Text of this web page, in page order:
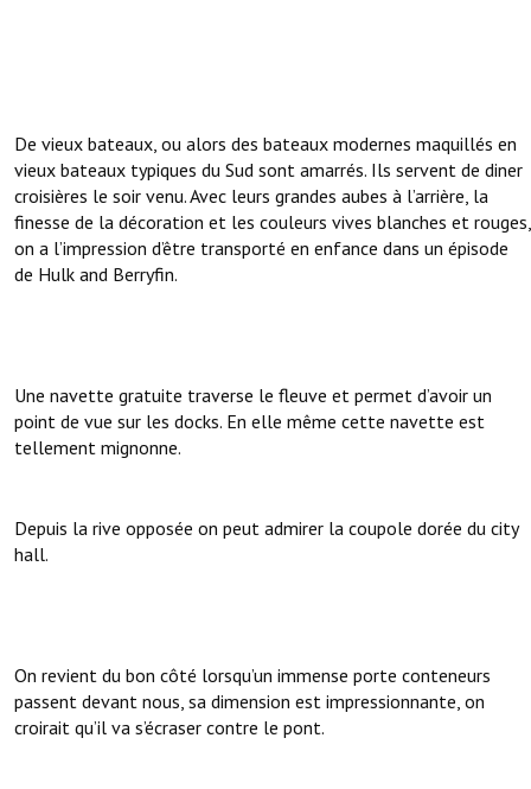
De vieux bateaux, ou alors des bateaux modernes maquillés en
vieux bateaux typiques du Sud sont amarrés. Ils servent de diner
croisières le soir venu. Avec leurs grandes aubes à l’arrière, la
finesse de la décoration et les couleurs vives blanches et rouges,
on a l’impression d’être transporté en enfance dans un épisode
de Hulk and Berryfin.
Une navette gratuite traverse le fleuve et permet d’avoir un
point de vue sur les docks. En elle même cette navette est
tellement mignonne.
Depuis la rive opposée on peut admirer la coupole dorée du city
hall.
On revient du bon côté lorsqu’un immense porte conteneurs
passent devant nous, sa dimension est impressionnante, on
croirait qu’il va s’écraser contre le pont.